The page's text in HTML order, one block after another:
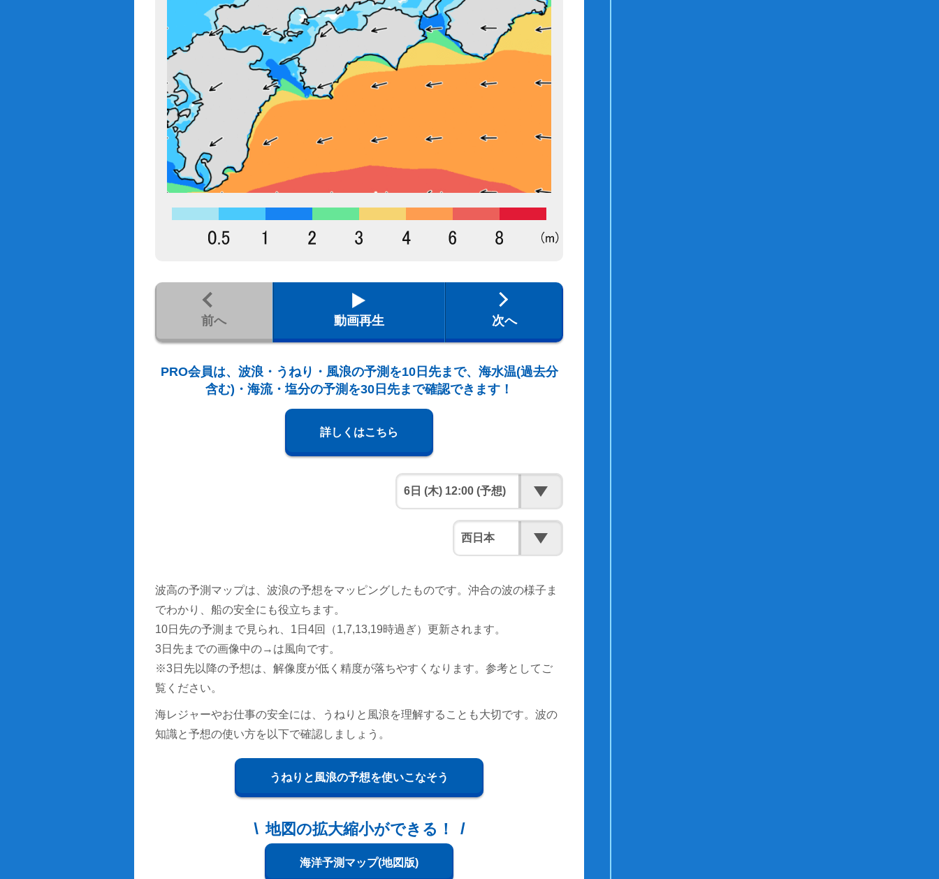
前へ 動画再生 次へ
PRO会員は、波浪・うねり・風浪の予測を10日先まで、海水温(過去分
含む)・海流・塩分の予測を30日先まで確認できます！
詳しくはこちら
波高の予測マップは、波浪の予想をマッピングしたものです。沖合の波の様子ま
でわかり、船の安全にも役立ちます。
10日先の予測まで見られ、1日4回（1,7,13,19時過ぎ）更新されます。
3日先までの画像中の→は風向です。
※3日先以降の予想は、解像度が低く精度が落ちやすくなります。参考としてご
覧ください。
海レジャーやお仕事の安全には、うねりと風浪を理解することも大切です。波の
知識と予想の使い方を以下で確認しましょう。
うねりと風浪の予想を使いこなそう
地図の拡大縮小ができる！
海洋予測マップ(地図版)